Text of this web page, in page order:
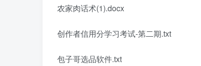
农家肉话术(1).docx
创作者信用分学习考试-第二期.txt
包子哥选品软件.txt